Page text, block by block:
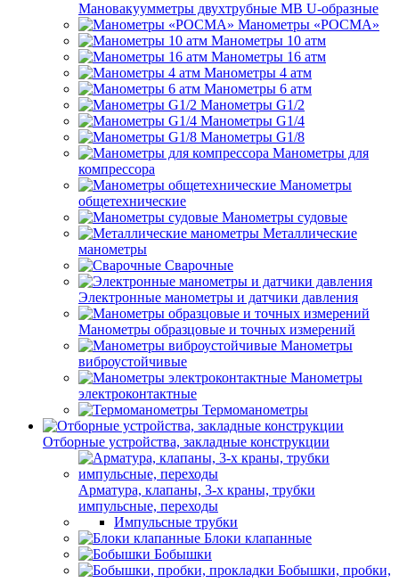
Мановакуумметры двухтрубные МВ U-образные
Манометры «РОСМА»
Манометры 10 атм
Манометры 16 атм
Манометры 4 атм
Манометры 6 атм
Манометры G1/2
Манометры G1/4
Манометры G1/8
Манометры для
компрессора
Манометры
общетехнические
Манометры судовые
Металлические
манометры
Сварочные
Электронные манометры и датчики давления
Манометры образцовые и точных измерений
Манометры
виброустойчивые
Манометры
электроконтактные
Термоманометры
Отборные устройства, закладные конструкции
Арматура, клапаны, 3-х краны, трубки
импульсные, переходы
Импульсные трубки
Блоки клапанные
Бобышки
Бобышки, пробки,